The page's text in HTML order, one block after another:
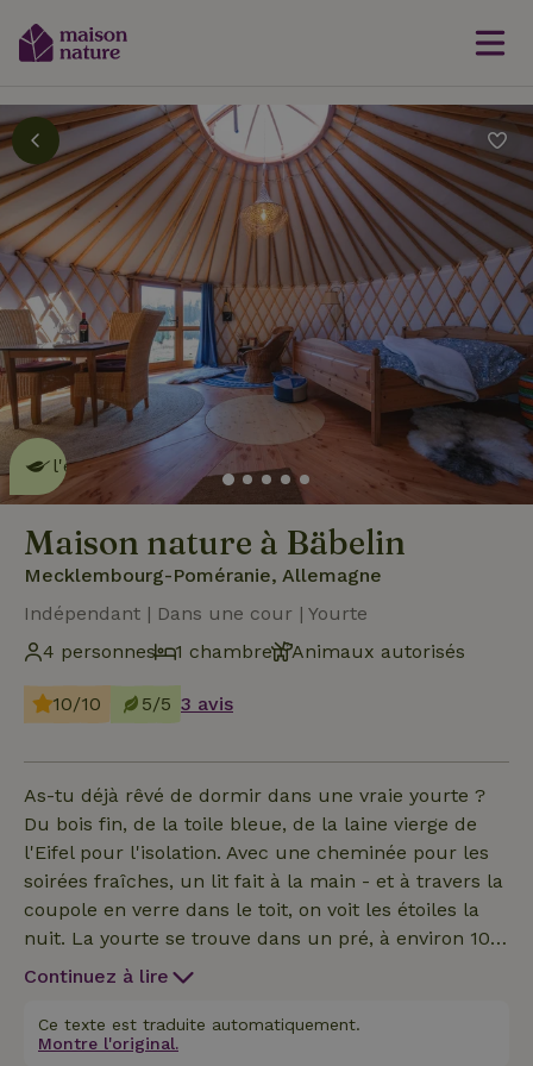
Cette Maison Nature fait de
l'effet
en savoir plus
Maison nature à Bäbelin
Mecklembourg-Poméranie, Allemagne
Indépendant | Dans une cour | Yourte
4 personnes
1 chambre Animaux autorisés
10/10 5/5 3 avis
As-tu déjà rêvé de dormir dans une vraie yourte ?
Du bois fin, de la toile bleue, de la laine vierge de
l'Eifel pour l'isolation. Avec une cheminée pour les
soirées fraîches, un lit fait à la main - et à travers la
coupole en verre dans le toit, on voit les étoiles la
nuit. La yourte se trouve dans un pré, à environ 100
mètres de la maison principale. Idéal pour deux
les personnes en quête de temps libre, pour tous
ceux qui souhaitent lire ou écrire un gros livre.
Continuez à lire
Ce texte est traduite automatiquement.
Montre l'original.